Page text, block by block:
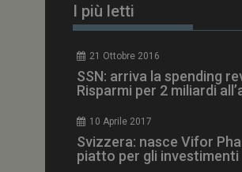
I più letti
21 Ottobre 2016
SSN: arriva la spending
Risparmi per 2 miliardi
10 Aprile 2017
Svizzera: nasce Vifor
piatto per gli investimenti